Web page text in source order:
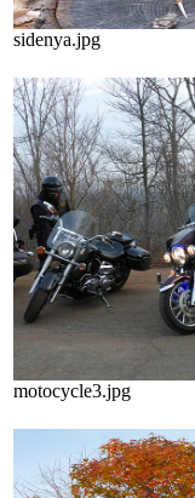
sidenya.jpg
motocycle3.jpg